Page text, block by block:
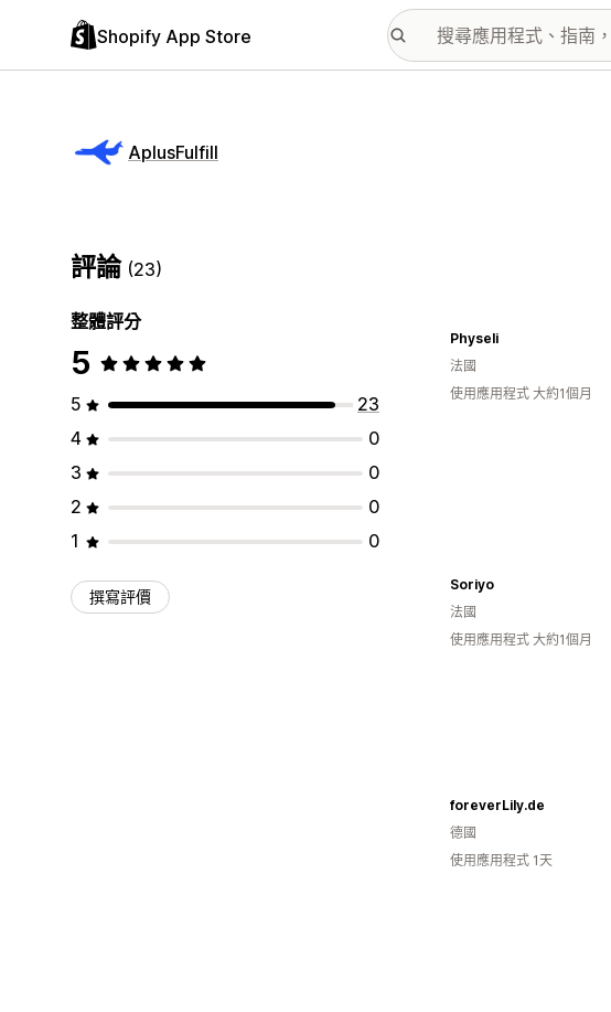
Shopify App Store
AplusFulfill
評論 (23)
整體評分
5
5
23
4
0
3
0
2
0
1
0
撰寫評價
Physeli
法國
使用應用程式 大約1個月
Soriyo
法國
使用應用程式 大約1個月
foreverLily.de
德國
使用應用程式 1天